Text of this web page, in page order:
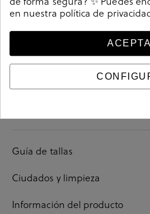
COMPLEM. ROPA bloom&you
burdeos. Divertidos calcetines
peinado de alta calidad para
tu look casual o de vestir.
unisex. Composición: 85%
Elastano. Tallaje: 00 (36-40) y 01
Guía de tallas
Ciudados y limpieza
Información del producto
en nuestra política de